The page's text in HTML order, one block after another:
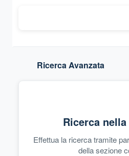
Ricerca Avanzata
Ricerca
Effettua la ricerca tramite
della sezione